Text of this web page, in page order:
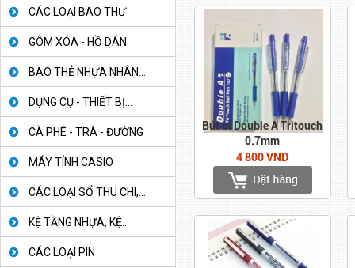
CÁC LOẠI BAO THƯ
GÔM XÓA - HỒ DÁN
BAO THẺ NHỰA NHÂN...
DỤNG CỤ - THIẾT BỊ...
CÀ PHÊ - TRÀ - ĐƯỜNG
MÁY TÍNH CASIO
CÁC LOẠI SỔ THU CHI,...
KỆ TẦNG NHỰA, KỆ...
CÁC LOẠI PIN
Bút bi Double A Tritouch
0.7mm
4 800 VND